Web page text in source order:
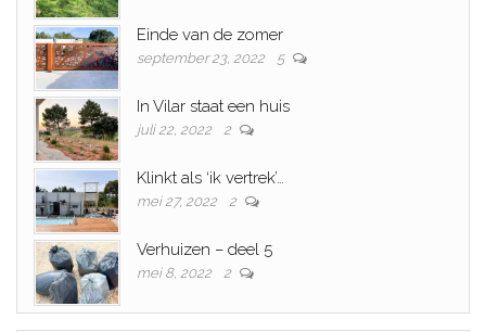
Einde van de zomer
september 23, 2022 5
In Vilar staat een huis
juli 22, 2022 2
Klinkt als ‘ik vertrek’…
mei 27, 2022 2
Verhuizen – deel 5
mei 8, 2022 2